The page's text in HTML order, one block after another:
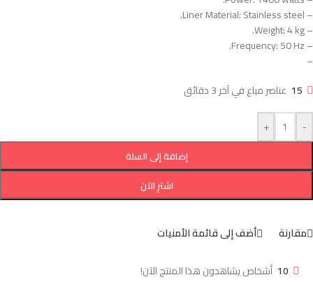
– Liner Material: Stainless steel.
– Weight: 4 kg.
– Frequency: 50 Hz.
–
15 عناصر مباع في آخر 3 دقائق
-
+
إضافة إلى السلة
اشترِ الآن
مقارنة أضف إلى قائمة الأمنيات
10 أشخاص يشاهدون هذا المنتج الآن!